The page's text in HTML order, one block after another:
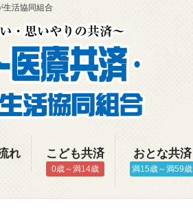
活協同組合
れ こども共済
0歳～満14歳
おとな共済
満15歳～満59歳